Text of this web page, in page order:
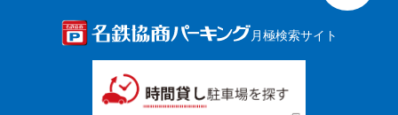
月極検索サイト